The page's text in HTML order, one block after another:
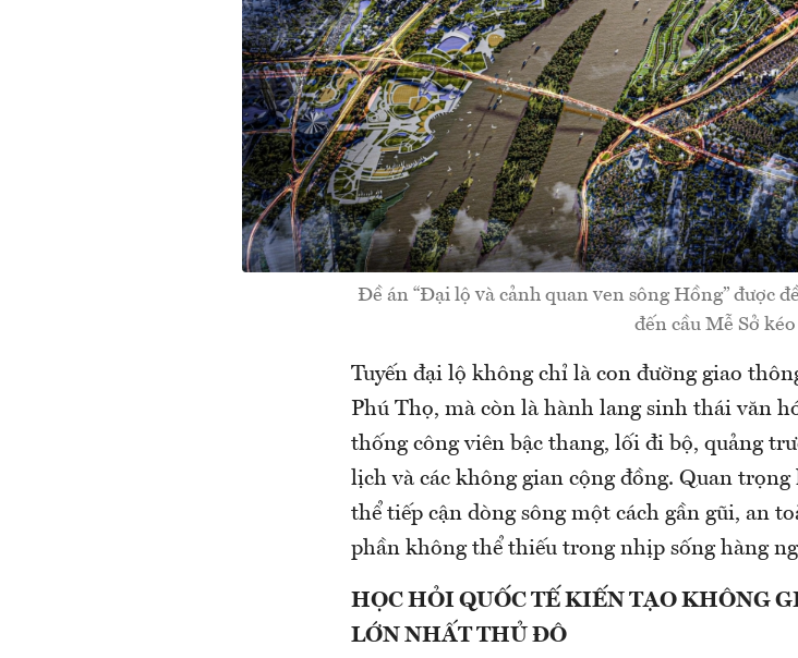
Đề án “Đại lộ và cảnh quan ven sông Hồng” được
đến cầu Mễ Sở
Tuyến đại lộ không chỉ là con đường giao
Phú Thọ, mà còn là hành lang sinh thái văn
thống công viên bậc thang, lối đi bộ, quảng
lịch và các không gian cộng đồng. Quan trọng
thể tiếp cận dòng sông một cách gần gũi, an
phần không thể thiếu trong nhịp sống hàng
HỌC HỎI QUỐC TẾ KIẾN TẠO KHÔNG
LỚN NHẤT THỦ ĐÔ